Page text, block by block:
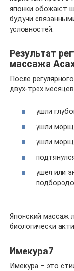
японки обожают
будучи
условностей.
Результат
массажа
После
двух-трех
ушли
ушли
ушли
ушел или
Японский массаж
биологически
Имекура7
Имекура – это